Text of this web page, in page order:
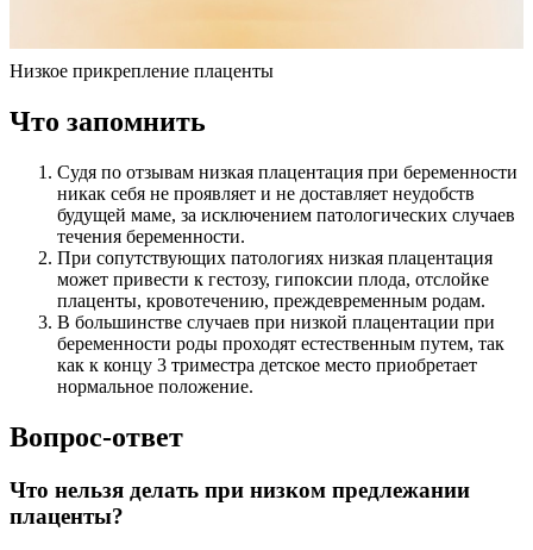
Низкое прикрепление плаценты
Что запомнить
Судя по отзывам низкая плацентация при беременности
никак себя не проявляет и не доставляет неудобств
будущей маме, за исключением патологических случаев
течения беременности.
При сопутствующих патологиях низкая плацентация
может привести к гестозу, гипоксии плода, отслойке
плаценты, кровотечению, преждевременным родам.
В большинстве случаев при низкой плацентации при
беременности роды проходят естественным путем, так
как к концу 3 триместра детское место приобретает
нормальное положение.
Вопрос-ответ
Что нельзя делать при низком предлежании
плаценты?